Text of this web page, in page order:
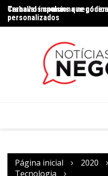
Trabalhos comuns que
Carnaval impulsiona
personalizados
Página inicial 2020
Tecnologia